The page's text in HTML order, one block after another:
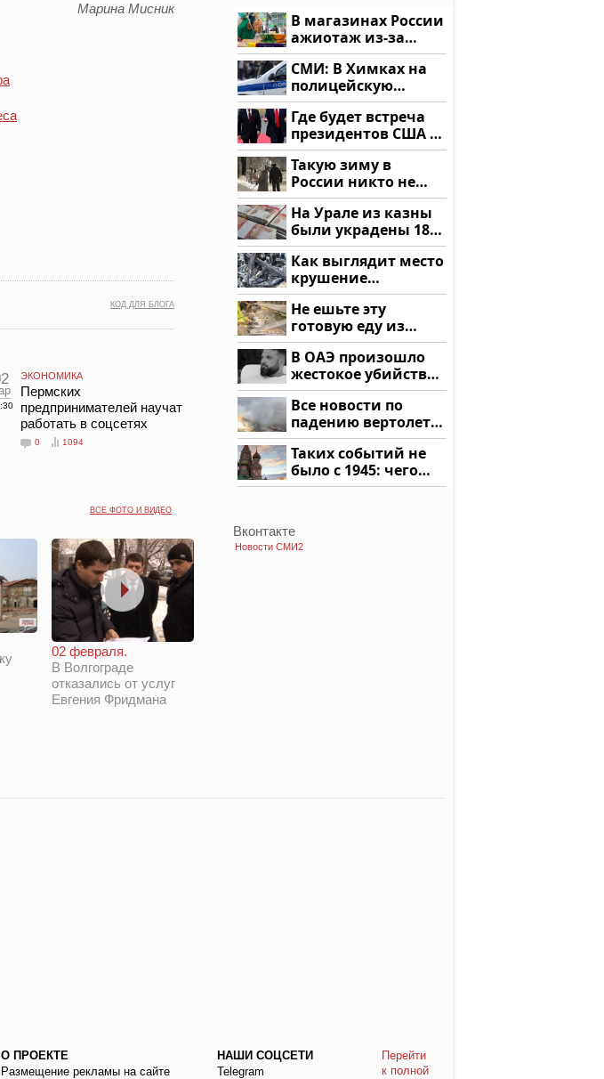
Марина Мисник
КОД ДЛЯ БЛОГА
ЭКОНОМИКА
Пермских
предпринимателей научат
работать в соцсетях
0 1094
ВСЕ ФОТО И ВИДЕО
02 февраля.
В Волгограде
отказались от услуг
Евгения Фридмана
В магазинах России
ажиотаж из-за
этого продукта: что
купить?
СМИ: В Химках на
полицейскую
машину напали и
подожгли.
Где будет встреча
президентов США и
России: Европа?
Такую зиму в
России никто не
ждал: как так?!
На Урале из казны
были украдены 18
миллионов рублей
Как выглядит место
крушение
вертолета на
Кавказе: смотреть
Не ешьте эту
готовую еду из
магазина: список
В ОАЭ произошло
жестокое убийство
криптомиллионера
Все новости по
падению вертолета
на Кавказе: читать
здесь
Таких событий не
было с 1945: чего
ждать всем нам?
Вконтакте
Новости СМИ2
О ПРОЕКТЕ
Размещение рекламы на сайте
НАШИ СОЦСЕТИ
Telegram
Перейти
к полной